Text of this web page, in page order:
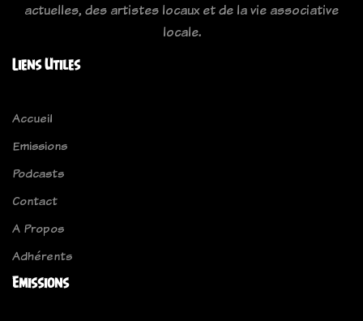
actuelles, des artistes locaux et de la vie associative
locale.
Liens Utiles
Accueil
Emissions
Podcasts
Contact
A Propos
Adhérents
Emissions